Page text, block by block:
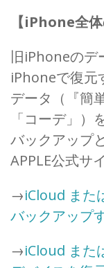
【iPhone全
旧iPhoneのデ
iPhoneで復元
データ（『簡
「コーデ」）
バックアップ
APPLE公式サ
→iCloud また
バックアップ
→iCloud また